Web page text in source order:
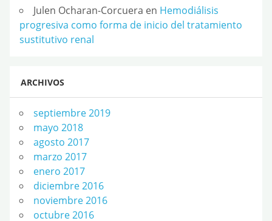
Julen Ocharan-Corcuera en Hemodiálisis
progresiva como forma de inicio del tratamiento
sustitutivo renal
ARCHIVOS
septiembre 2019
mayo 2018
agosto 2017
marzo 2017
enero 2017
diciembre 2016
noviembre 2016
octubre 2016